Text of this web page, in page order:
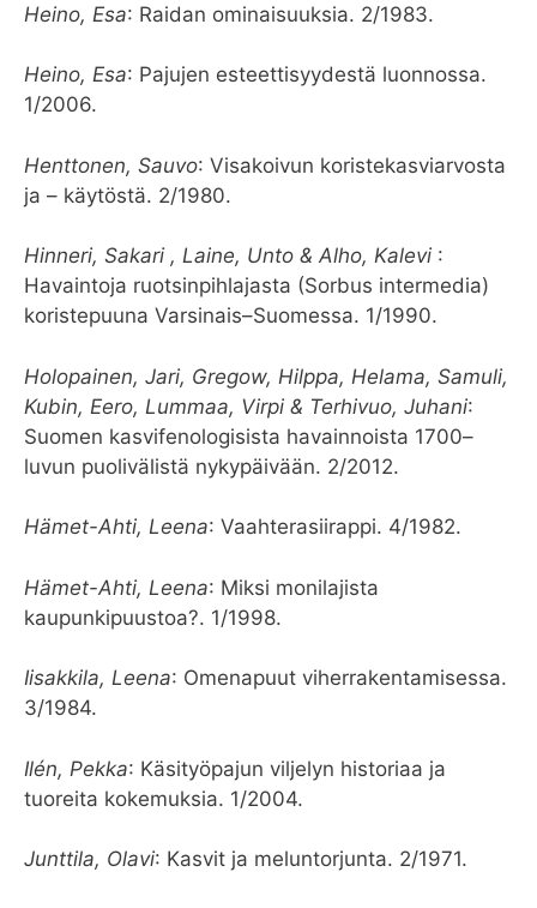
Heino, Esa: Raidan ominaisuuksia. 2/1983.
Heino, Esa: Pajujen esteettisyydestä luonnossa.
1/2006.
Henttonen, Sauvo: Visakoivun koristekasviarvosta
ja – käytöstä. 2/1980.
Hinneri, Sakari , Laine, Unto & Alho, Kalevi :
Havaintoja ruotsinpihlajasta (Sorbus intermedia)
koristepuuna Varsinais–Suomessa. 1/1990.
Holopainen, Jari, Gregow, Hilppa, Helama, Samuli,
Kubin, Eero, Lummaa, Virpi & Terhivuo, Juhani:
Suomen kasvifenologisista havainnoista 1700–
luvun puolivälistä nykypäivään. 2/2012.
Hämet-Ahti, Leena: Vaahterasiirappi. 4/1982.
Hämet-Ahti, Leena: Miksi monilajista
kaupunkipuustoa?. 1/1998.
Iisakkila, Leena: Omenapuut viherrakentamisessa.
3/1984.
Ilén, Pekka: Käsityöpajun viljelyn historiaa ja
tuoreita kokemuksia. 1/2004.
Junttila, Olavi: Kasvit ja meluntorjunta. 2/1971.